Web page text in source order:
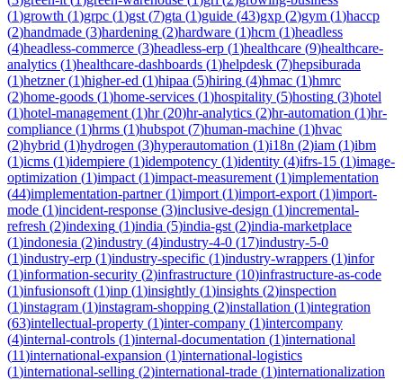
(1)growth (1)grpc (1)gst (7)gta (1)guide (43)gxp (2)gym (1)haccp
(2)handmade (3)hardening (2)hardware (1)hcm (1)headless
(4)headless-commerce (3)headless-erp (1)healthcare (9)healthcare-
analytics (1)healthcare-dashboards (1)helpdesk (7)hepsiburada
(1)hetzner(1)higher-ed (1)hipaa (5)hiring (4)hmac (1)hmrc
(2)home-goods (1)home-services (1)hospitality (5)hosting (3)hotel
(1)hotel-management (1)hr(20)hr-analytics (2)hr-automation (1)hr-
compliance (1)hrms (1)hubspot (7)human-machine (1)hvac
(2)hybrid (1)hydrogen (3)hyperautomation (1)i18n (2)iam (1)ibm
(1)icms (1)idempiere (1)idempotency (1)identity (4)ifrs-15 (1)image-
optimization (1)impact (1)impact-measurement (1)implementation
(44)implementation-partner(1)import (1)import-export (1)import-
mode (1)incident-response (3)inclusive-design (1)incremental-
refresh (2)indexing (1)india (5)india-gst (2)india-marketplace
(1)indonesia (2)industry (4)industry-4-0 (17)industry-5-0
(1)industry-erp (1)industry-specific (1)industry-wrappers (1)infor
(1)information-security (2)infrastructure (10)infrastructure-as-code
(1)infusionsoft (1)inp (1)insightly (1)insights (2)inspection
(1)instagram (1)instagram-shopping (2)installation (1)integration
(63)intellectual-property (1)inter-company (1)intercompany
(4)internal-controls (1)internal-documentation (1)international
(11)international-expansion (1)international-logistics
(1)international-selling (2)international-trade (1)internationalization